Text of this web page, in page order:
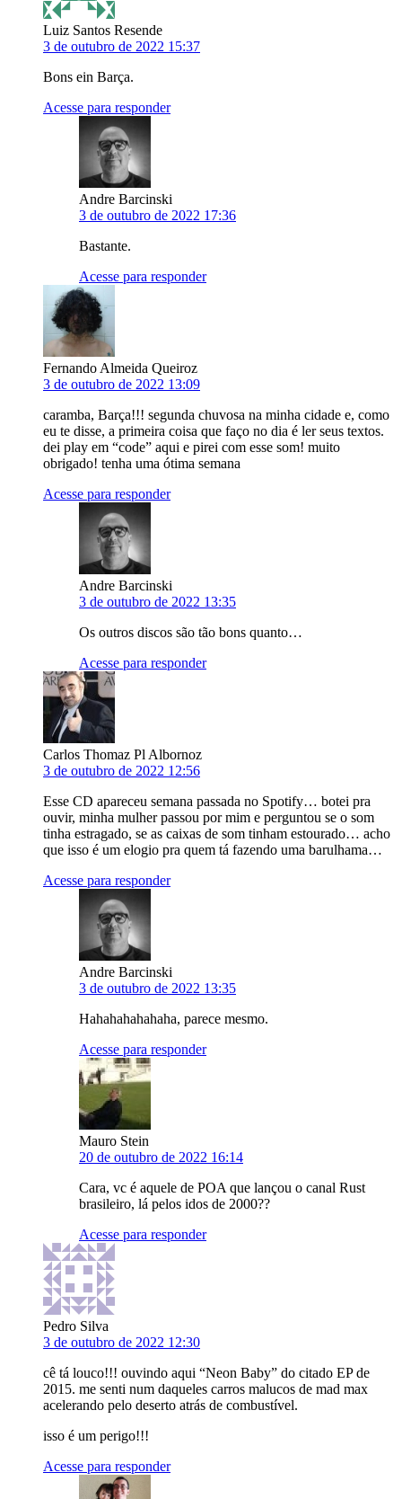
Luiz Santos Resende
3 de outubro de 2022 15:37
Bons ein Barça.
Acesse para responder
Andre Barcinski
3 de outubro de 2022 17:36
Bastante.
Acesse para responder
Fernando Almeida Queiroz
3 de outubro de 2022 13:09
caramba, Barça!!! segunda chuvosa na minha cidade e, como
eu te disse, a primeira coisa que faço no dia é ler seus textos.
dei play em “code” aqui e pirei com esse som! muito
obrigado! tenha uma ótima semana
Acesse para responder
Andre Barcinski
3 de outubro de 2022 13:35
Os outros discos são tão bons quanto…
Acesse para responder
Carlos Thomaz Pl Albornoz
3 de outubro de 2022 12:56
Esse CD apareceu semana passada no Spotify… botei pra
ouvir, minha mulher passou por mim e perguntou se o som
tinha estragado, se as caixas de som tinham estourado… acho
que isso é um elogio pra quem tá fazendo uma barulhama…
Acesse para responder
Andre Barcinski
3 de outubro de 2022 13:35
Hahahahahahaha, parece mesmo.
Acesse para responder
Mauro Stein
20 de outubro de 2022 16:14
Cara, vc é aquele de POA que lançou o canal Rust
brasileiro, lá pelos idos de 2000??
Acesse para responder
Pedro Silva
3 de outubro de 2022 12:30
cê tá louco!!! ouvindo aqui “Neon Baby” do citado EP de
2015. me senti num daqueles carros malucos de mad max
acelerando pelo deserto atrás de combustível.
isso é um perigo!!!
Acesse para responder